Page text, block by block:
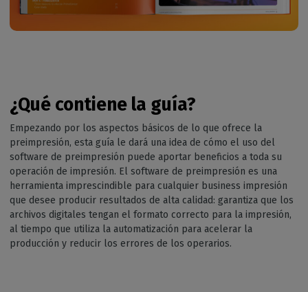
¿Qué contiene la guía?
Empezando por los aspectos básicos de lo que ofrece la
preimpresión, esta guía le dará una idea de cómo el uso del
software de preimpresión puede aportar beneficios a toda su
operación de impresión. El software de preimpresión es una
herramienta imprescindible para cualquier business impresión
que desee producir resultados de alta calidad: garantiza que los
archivos digitales tengan el formato correcto para la impresión,
al tiempo que utiliza la automatización para acelerar la
producción y reducir los errores de los operarios.